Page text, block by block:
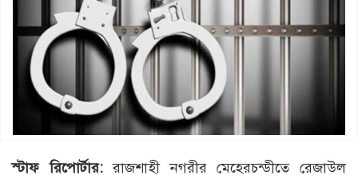
স্টাফ রিপোর্টার:রাজশাহী নগরীর মেহেরচন্ডীতে রেজাউল